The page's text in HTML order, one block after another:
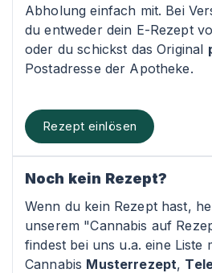
Abholung einfach mit. Bei
du entweder dein E-Rezept
oder du schickst das Original
Postadresse der Apotheke.
Rezept einlösen
Noch kein Rezept?
Wenn du kein Rezept hast,
unserem "Cannabis auf
findest bei uns u.a. eine Liste
Cannabis Musterrezept,